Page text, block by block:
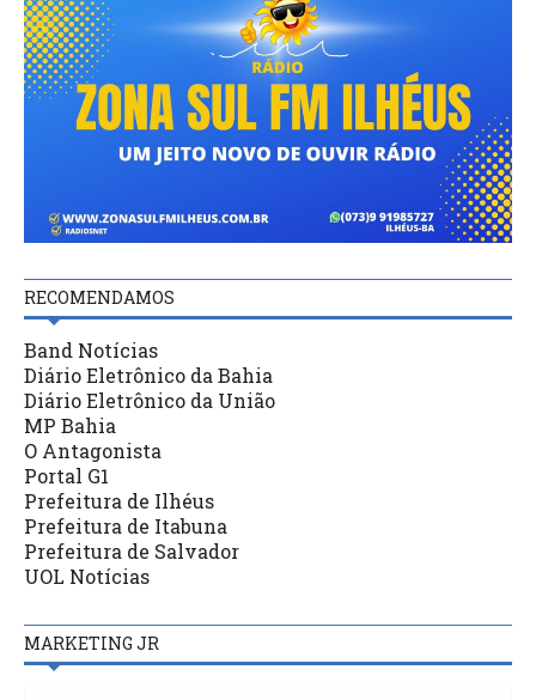
RECOMENDAMOS
Band Notícias
Diário Eletrônico da Bahia
Diário Eletrônico da União
MP Bahia
O Antagonista
Portal G1
Prefeitura de Ilhéus
Prefeitura de Itabuna
Prefeitura de Salvador
UOL Notícias
MARKETING JR